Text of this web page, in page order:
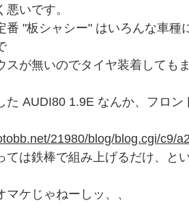
悪いです。
番 "板シャシー" はいろんな車種
スが無いのでタイヤ装着しても
た AUDI80 1.9E なんか、フロ
21980/blog/blog.cgi/c9/
ては鉄棒で組み上げるだけ、と
マケじゃねーしッ、、